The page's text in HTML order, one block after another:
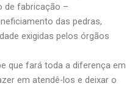
de fabricação –
das pedras,
exigidas pelos órgãos
que fará toda a diferença em
em atendê-los e deixar o